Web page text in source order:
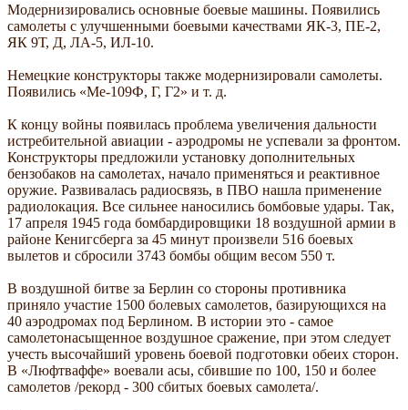
Модернизировались основные боевые машины. Появились
самолеты с улучшенными боевыми качествами ЯК-3, ПЕ-2,
ЯК 9Т, Д, ЛА-5, ИЛ-10.
Немецкие конструкторы также модернизировали самолеты.
Появились «Ме-109Ф, Г, Г2» и т. д.
К концу войны появилась проблема увеличения дальности
истребительной авиации - аэродромы не успевали за фронтом.
Конструкторы предложили установку дополнительных
бензобаков на самолетах, начало применяться и реактивное
оружие. Развивалась радиосвязь, в ПВО нашла применение
радиолокация. Все сильнее наносились бомбовые удары. Так,
17 апреля 1945 года бомбардировщики 18 воздушной армии в
районе Кенигсберга за 45 минут произвели 516 боевых
вылетов и сбросили 3743 бомбы общим весом 550 т.
В воздушной битве за Берлин со стороны противника
приняло участие 1500 болевых самолетов, базирующихся на
40 аэродромах под Берлином. В истории это - самое
самолетонасыщенное воздушное сражение, при этом следует
учесть высочайший уровень боевой подготовки обеих сторон.
В «Люфтваффе» воевали асы, сбившие по 100, 150 и более
самолетов /рекорд - 300 сбитых боевых самолета/.